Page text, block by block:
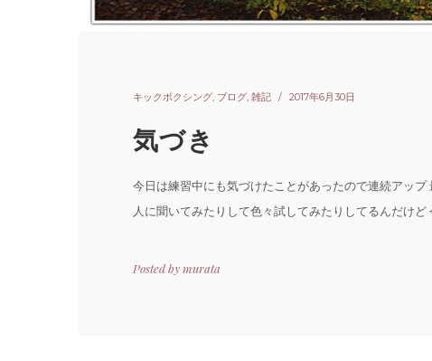
キックボクシング, ブログ, 雑記 2017年6月30日
気づき
今日は練習中にも気づけたことがあったので連続アッ
人に聞いてみたりして色々試してみたりしてるんだけ
Posted bymurata